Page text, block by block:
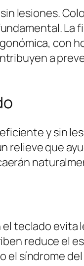
lesiones.
La
con
a
y sin
relieve que
teclado evita
reduce el
el síndrome